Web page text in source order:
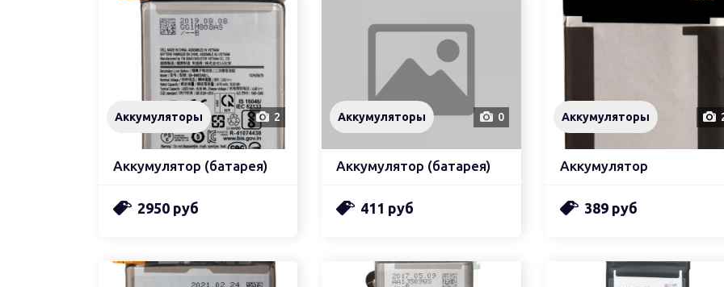
Аккумулятор (батарея)
Аккумуляторы 2
2950 руб
Аккумулятор (батарея)
Аккумуляторы 0
411 руб
Аккумулятор
Аккумуляторы
389 руб